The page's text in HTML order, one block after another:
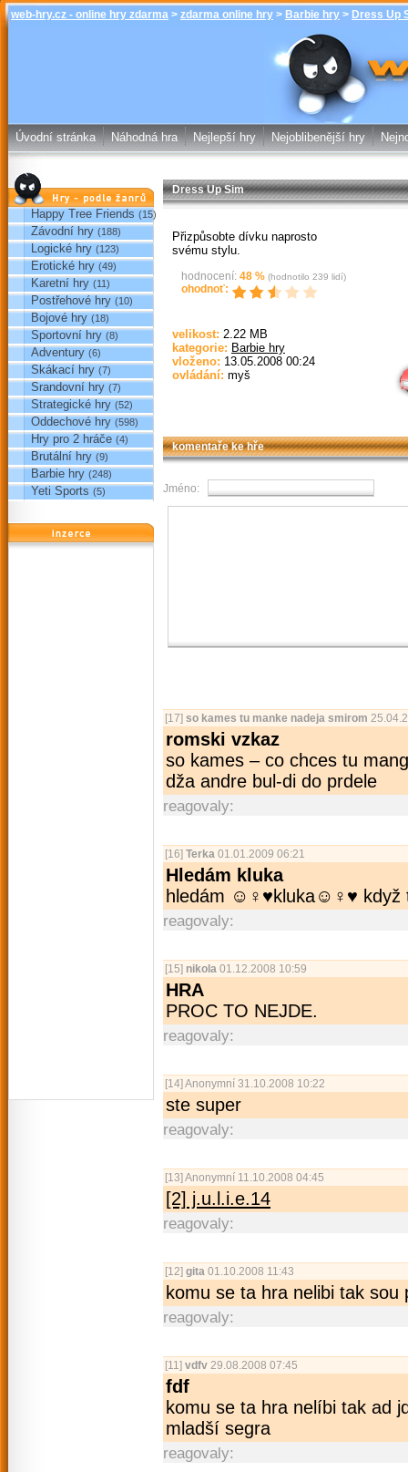
web-hry.cz - online hry zdarma > zdarma online hry > Barbie hry > Dress Up
Dress Up
online hry
Úvodní stránka Náhodná hra Nejlepší hry Nejoblibenější hry
Hry podle žánrů
Happy Tree Friends (15)
Závodní hry (188)
Logické hry (123)
Erotické hry (49)
Karetní hry (11)
Postřehové hry (10)
Bojové hry (18)
Sportovní hry (8)
Adventury (6)
Skákací hry (7)
Srandovní hry (7)
Strategické hry (52)
Oddechové hry (598)
Hry pro 2 hráče (4)
Brutální hry (9)
Barbie hry (248)
Yeti Sports (5)
reklama
Dress Up Sim
Přizpůsobte dívku naprosto
svému stylu.
hodnocení: 48 % (hodnotilo 239 lidí)
ohodnoť:
velikost: 2.22 MB
kategorie: Barbie hry
vloženo: 13.05.2008 00:24
ovládání: myš
komentaře ke hře
Jméno:
[17] so kames tu manke nadeja smirom
romski vzkaz
so kames – co chces tu
dža andre bul-di do prdele
reagovaly:
[16] Terka 01.01.2009 06:21
Hledám kluka
hledám ☺♀♥kluka☺♀♥ když
reagovaly:
[15] nikola 01.12.2008 10:59
HRA
PROC TO NEJDE.
reagovaly:
[14]Anonymní 31.10.2008 10:22
ste super
reagovaly:
[13]Anonymní 11.10.2008 04:45
[2] j.u.l.i.e.14
reagovaly:
[12] gita 01.10.2008 11:43
komu se ta hra nelibi tak sou
reagovaly:
[11] vdfv 29.08.2008 07:45
fdf
komu se ta hra nelíbi tak ad
mladší segra
reagovaly: